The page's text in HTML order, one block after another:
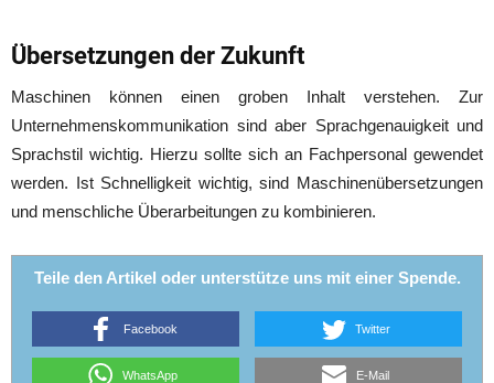
Übersetzungen der Zukunft
Maschinen können einen groben Inhalt verstehen. Zur
Unternehmenskommunikation sind aber Sprachgenauigkeit und
Sprachstil wichtig. Hierzu sollte sich an Fachpersonal gewendet
werden. Ist Schnelligkeit wichtig, sind Maschinenübersetzungen
und menschliche Überarbeitungen zu kombinieren.
Teile den Artikel oder unterstütze uns mit einer Spende.
Facebook Twitter
WhatsApp E-Mail